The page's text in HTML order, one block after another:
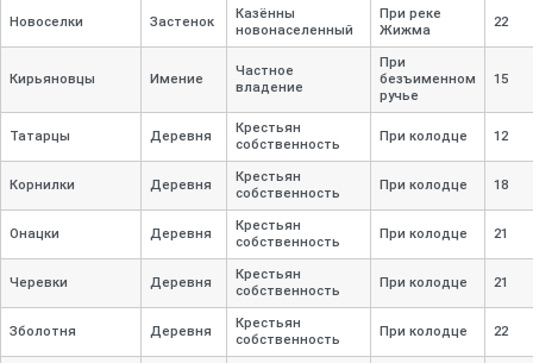
Новоселки Застенок
Казённы
новонаселенный
При реке
Жижма
22
Кирьяновцы Имение
Частное
владение
При
безъименном
ручье
15
Татарцы Деревня
Крестьян
собственность
При колодце 12
Корнилки Деревня
Крестьян
собственность
При колодце 18
Онацки Деревня
Крестьян
собственность
При колодце 21
Черевки Деревня
Крестьян
собственность
При колодце 21
Зболотня Деревня
Крестьян
собственность
При колодце 22